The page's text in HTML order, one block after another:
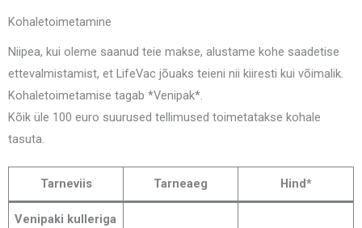
Kohaletoimetamine
Niipea, kui oleme saanud teie makse, alustame kohe saadetise
ettevalmistamist, et LifeVac jõuaks teieni nii kiiresti kui võimalik.
Kohaletoimetamise tagab *Venipak*.
Kõik üle 100 euro suurused tellimused toimetatakse kohale
tasuta.
Tarneviis Tarneaeg Hind*
Venipaki kulleriga